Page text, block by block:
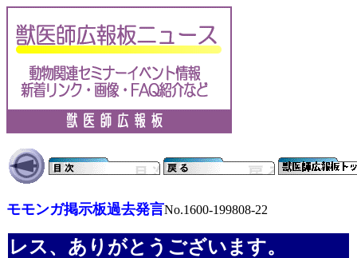
モモンガ掲示板過去発言No.1600-199808-22
レス、ありがとうございます。